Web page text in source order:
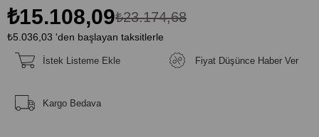
₺23.174,68
₺15.108,09
₺5.036,03 'den başlayan taksitlerle
İstek Listeme Ekle Fiyat Düşünce Haber Ver
Kargo Bedava